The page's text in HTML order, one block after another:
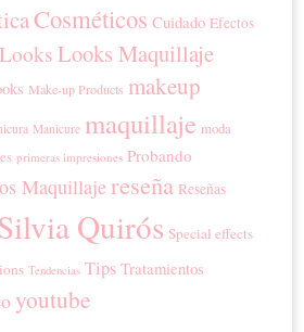
Cosméticos Cuidado Efectos
Looks Looks Maquillaje
Make-up Products makeup
Manicure maquillaje moda
primeras impresiones Probando
Maquillaje reseña Reseñas
Quirós Special effects
Tendencias Tips Tratamientos
youtube